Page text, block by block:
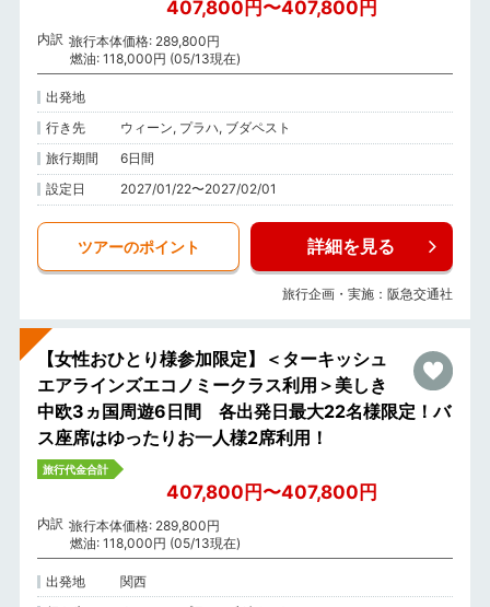
407,800円〜407,800円
内訳 旅行本体価格: 289,800円
燃油: 118,000円 (05/13現在)
出発地
行き先
ウィーン, プラハ, ブダペスト
旅行期間
6日間
設定日
2027/01/22〜2027/02/01
ツアーのポイント 詳細を見る
旅行企画・実施：阪急交通社
【女性おひとり様参加限定】＜ターキッシュ
エアラインズエコノミークラス利用＞美しき
中欧3ヵ国周遊6日間 各出発日最大22名様限定！バ
ス座席はゆったりお一人様2席利用！
旅行代金合計
407,800円〜407,800円
内訳 旅行本体価格: 289,800円
燃油: 118,000円 (05/13現在)
出発地
関西